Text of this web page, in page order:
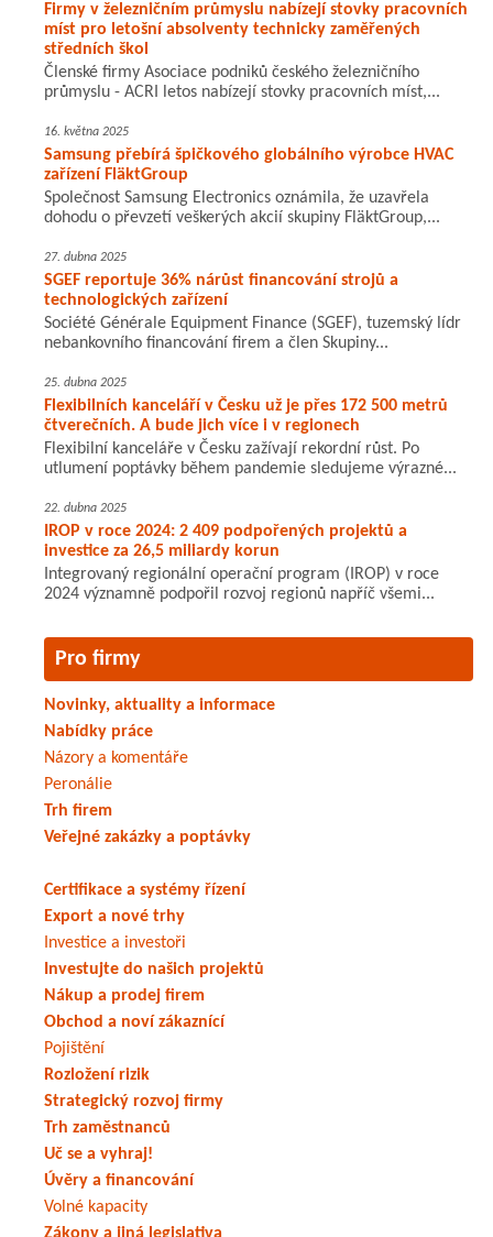
Firmy v železničním průmyslu nabízejí stovky pracovních
míst pro letošní absolventy technicky zaměřených
středních škol
Členské firmy Asociace podniků českého železničního
průmyslu - ACRI letos nabízejí stovky pracovních míst,...
16. května 2025
Samsung přebírá špičkového globálního výrobce HVAC
zařízení FläktGroup
Společnost Samsung Electronics oznámila, že uzavřela
dohodu o převzetí veškerých akcií skupiny FläktGroup,...
27. dubna 2025
SGEF reportuje 36% nárůst financování strojů a
technologických zařízení
Société Générale Equipment Finance (SGEF), tuzemský lídr
nebankovního financování firem a člen Skupiny...
25. dubna 2025
Flexibilních kanceláří v Česku už je přes 172 500 metrů
čtverečních. A bude jich více i v regionech
Flexibilní kanceláře v Česku zažívají rekordní růst. Po
utlumení poptávky během pandemie sledujeme výrazné...
22. dubna 2025
IROP v roce 2024: 2 409 podpořených projektů a
investice za 26,5 miliardy korun
Integrovaný regionální operační program (IROP) v roce
2024 významně podpořil rozvoj regionů napříč všemi...
Pro firmy
Novinky, aktuality a informace
Nabídky práce
Názory a komentáře
Peronálie
Trh firem
Veřejné zakázky a poptávky
Certifikace a systémy řízení
Export a nové trhy
Investice a investoři
Investujte do našich projektů
Nákup a prodej firem
Obchod a noví zákaznící
Pojištění
Rozložení rizik
Strategický rozvoj firmy
Trh zaměstnanců
Uč se a vyhraj!
Úvěry a financování
Volné kapacity